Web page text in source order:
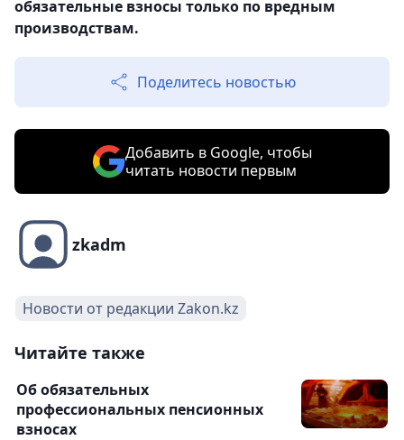
обязательные взносы только по вредным
производствам.
Поделитесь новостью
Добавить в Google, чтобы
читать новости первым
zkadm
Новости от редакции Zakon.kz
Читайте также
Об обязательных
профессиональных пенсионных
взносах